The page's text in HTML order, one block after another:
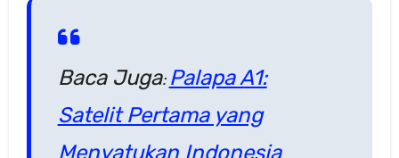
Baca Juga: Palapa A1:
Satelit Pertama yang
Menyatukan Indonesia